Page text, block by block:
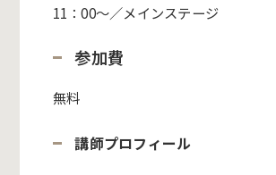
11：00～／メインステージ
参加費
無料
講師プロフィール